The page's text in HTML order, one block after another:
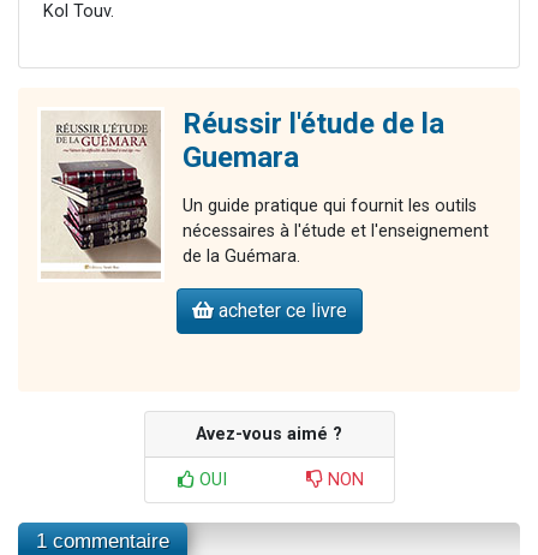
Kol Touv.
Réussir l'étude de la
Guemara
Un guide pratique qui fournit les outils
nécessaires à l'étude et l'enseignement
de la Guémara.
acheter ce livre
Avez-vous aimé ?
OUI NON
1 commentaire